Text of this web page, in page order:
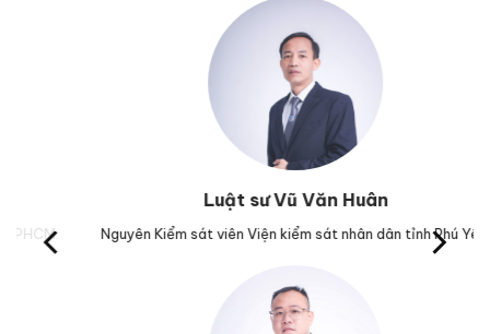
Luật sư Vũ Văn Huân
Nguyên Kiểm sát viên Viện kiểm sát nhân dân tỉnh Phú Yên.